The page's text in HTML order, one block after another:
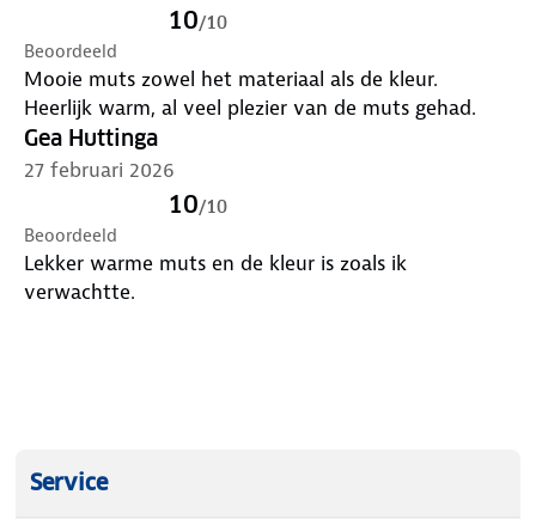
10/10
Beoordeeld
Mooie muts zowel het materiaal als de kleur.
Heerlijk warm, al veel plezier van de muts gehad.
Gea Huttinga
27 februari 2026
10/10
Beoordeeld
Lekker warme muts en de kleur is zoals ik
verwachtte.
Service